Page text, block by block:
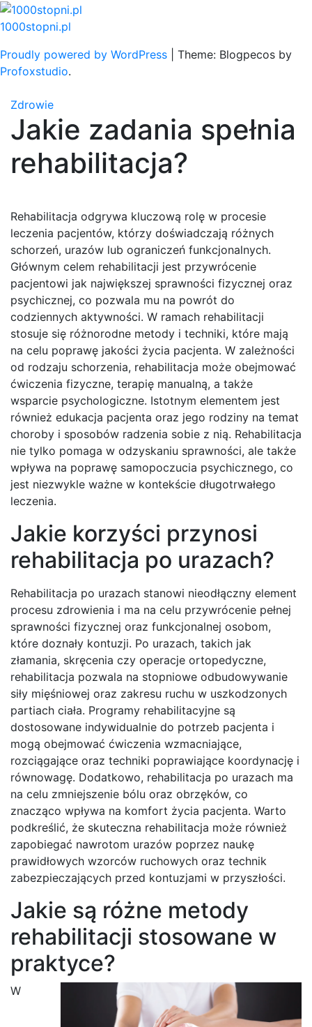
Skip
to
1000stopni.pl
Proudly powered by WordPress
Theme: Blogpecos by
Profoxstudio.
Zdrowie
Jakie zadania spełnia
rehabilitacja?
Rehabilitacja odgrywa kluczową rolę w procesie
leczenia pacjentów, którzy doświadczają różnych
schorzeń, urazów lub ograniczeń funkcjonalnych.
Głównym celem rehabilitacji jest przywrócenie
pacjentowi jak największej sprawności fizycznej oraz
psychicznej, co pozwala mu na powrót do
codziennych aktywności. W ramach rehabilitacji
stosuje się różnorodne metody i techniki, które mają
na celu poprawę jakości życia pacjenta. W zależności
od rodzaju schorzenia, rehabilitacja może obejmować
ćwiczenia fizyczne, terapię manualną, a także
wsparcie psychologiczne. Istotnym elementem jest
również edukacja pacjenta oraz jego rodziny na temat
choroby i sposobów radzenia sobie z nią. Rehabilitacja
nie tylko pomaga w odzyskaniu sprawności, ale także
wpływa na poprawę samopoczucia psychicznego, co
jest niezwykle ważne w kontekście długotrwałego
leczenia.
Jakie korzyści przynosi
rehabilitacja po urazach?
Rehabilitacja po urazach stanowi nieodłączny element
procesu zdrowienia i ma na celu przywrócenie pełnej
sprawności fizycznej oraz funkcjonalnej osobom,
które doznały kontuzji. Po urazach, takich jak
złamania, skręcenia czy operacje ortopedyczne,
rehabilitacja pozwala na stopniowe odbudowywanie
siły mięśniowej oraz zakresu ruchu w uszkodzonych
partiach ciała. Programy rehabilitacyjne są
dostosowane indywidualnie do potrzeb pacjenta i
mogą obejmować ćwiczenia wzmacniające,
rozciągające oraz techniki poprawiające koordynację i
równowagę. Dodatkowo, rehabilitacja po urazach ma
na celu zmniejszenie bólu oraz obrzęków, co
znacząco wpływa na komfort życia pacjenta. Warto
podkreślić, że skuteczna rehabilitacja może również
zapobiegać nawrotom urazów poprzez naukę
prawidłowych wzorców ruchowych oraz technik
zabezpieczających przed kontuzjami w przyszłości.
Jakie są różne metody
rehabilitacji stosowane w
praktyce?
W